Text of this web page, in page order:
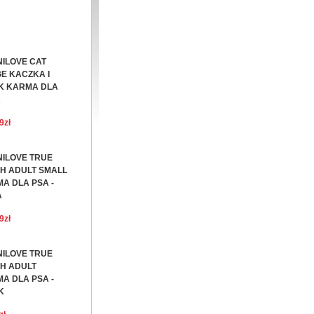
CAT
KACZKA I
KARMA DLA
TRUE
ADULT SMALL
DLA PSA -
TRUE
ADULT
DLA PSA -